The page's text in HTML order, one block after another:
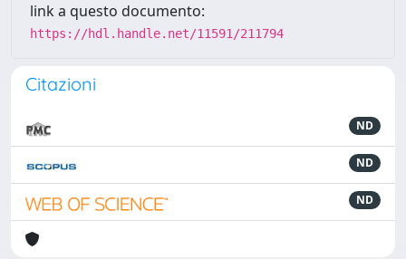
link a questo documento:
https://hdl.handle.net/11591/211794
Citazioni
ND
ND
ND